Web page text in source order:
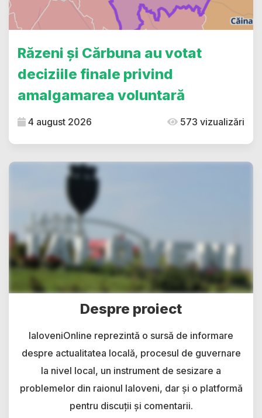
Răzeni și Cărbuna au votat
deciziile finale privind
amalgamarea voluntară
4 august 2026 573 vizualizări
Despre proiect
IaloveniOnline reprezintă o sursă de informare
despre actualitatea locală, procesul de guvernare
la nivel local, un instrument de sesizare a
problemelor din raionul Ialoveni, dar și o platformă
pentru discuții și comentarii.